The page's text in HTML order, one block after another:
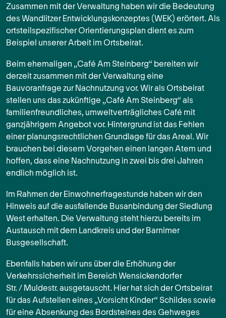
Zusammen mit der Verwaltung haben wir die Bedeutung
des Wandlitzer Entwicklungskonzeptes (WEK) erörtert. Als
ortsteilspezifischer Orientierungsplan dient es zum
Beispiel unserer Arbeit im Ortsbeirat.
Beim ehemaligen „Café Am Steinberg“ bereiten wir
derzeit zusammen mit der Verwaltung eine
Bauvoranfrage zur Nachnutzung vor. Wir als Ortsbeirat
stellen uns das zukünftige „Café Am Steinberg“ als
familienfreundliches, umweltverträgliches Café mit
ganzjährigem Angebot vor. Hintergrund ist das Fehlen
einer planungsrechtlichen Grundlage für das Areal. Wir
brauchen bei diesem Vorgehen einen langen Atem und
hoffen, dass eine Nachnutzung in zwei bis drei Jahren
endlich möglich ist.
Im Rahmen der Einwohnerfragestunde haben wir den
Hinweis auf die ausfallende Busanbindung der Siedlung
West erhalten. Die Verwaltung steht hierzu bereits im
Austausch mit dem Landkreis und der Barnimer
Busgesellschaft.
Ebenfalls haben wir uns über die Erhöhung der
Verkehrssicherheit im Bereich Wensickendorfer
Str. / Muldestr. ausgetauscht. Hier hat sich der Ortsbeirat
für das Aufstellen eines „Vorsicht Kinder“ Schildes sowie
für eine Absenkung des Bordsteines des Gehweges